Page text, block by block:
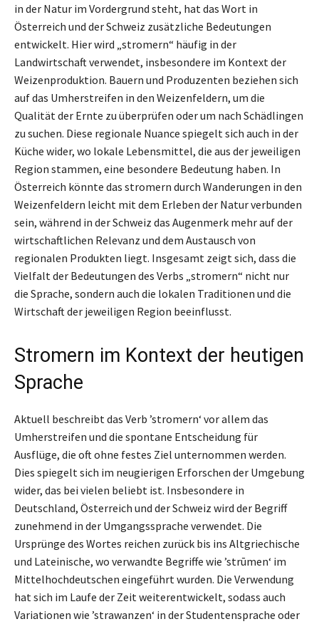
in der Natur im Vordergrund steht, hat das Wort in
Österreich und der Schweiz zusätzliche Bedeutungen
entwickelt. Hier wird „stromern“ häufig in der
Landwirtschaft verwendet, insbesondere im Kontext der
Weizenproduktion. Bauern und Produzenten beziehen sich
auf das Umherstreifen in den Weizenfeldern, um die
Qualität der Ernte zu überprüfen oder um nach Schädlingen
zu suchen. Diese regionale Nuance spiegelt sich auch in der
Küche wider, wo lokale Lebensmittel, die aus der jeweiligen
Region stammen, eine besondere Bedeutung haben. In
Österreich könnte das stromern durch Wanderungen in den
Weizenfeldern leicht mit dem Erleben der Natur verbunden
sein, während in der Schweiz das Augenmerk mehr auf der
wirtschaftlichen Relevanz und dem Austausch von
regionalen Produkten liegt. Insgesamt zeigt sich, dass die
Vielfalt der Bedeutungen des Verbs „stromern“ nicht nur
die Sprache, sondern auch die lokalen Traditionen und die
Wirtschaft der jeweiligen Region beeinflusst.
Stromern im Kontext der heutigen
Sprache
Aktuell beschreibt das Verb ’stromern‘ vor allem das
Umherstreifen und die spontane Entscheidung für
Ausflüge, die oft ohne festes Ziel unternommen werden.
Dies spiegelt sich im neugierigen Erforschen der Umgebung
wider, das bei vielen beliebt ist. Insbesondere in
Deutschland, Österreich und der Schweiz wird der Begriff
zunehmend in der Umgangssprache verwendet. Die
Ursprünge des Wortes reichen zurück bis ins Altgriechische
und Lateinische, wo verwandte Begriffe wie ’strūmen‘ im
Mittelhochdeutschen eingeführt wurden. Die Verwendung
hat sich im Laufe der Zeit weiterentwickelt, sodass auch
Variationen wie ’strawanzen‘ in der Studentensprache oder